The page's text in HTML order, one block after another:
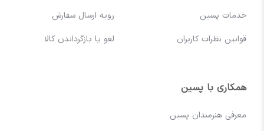
خدمات پسین
قوانین نظرات کاربران
رویه ارسال سفارش
لغو یا بازگرداندن کالا
همکاری با پسین
معرفی هنرمندان پسین